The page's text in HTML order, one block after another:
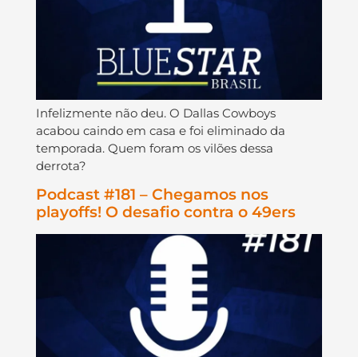
Infelizmente não deu. O Dallas Cowboys
acabou caindo em casa e foi eliminado da
temporada. Quem foram os vilões dessa
derrota?
Podcast #181 – Chegamos nos
playoffs! O desafio contra o 49ers